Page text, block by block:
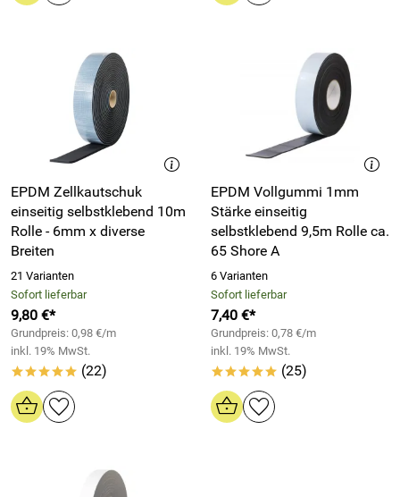
EPDM Zellkautschuk
einseitig selbstklebend 10m
Rolle - 6mm x diverse
Breiten
21 Varianten
Sofort lieferbar
9,80 €*
Grundpreis: 0,98 €/m
inkl. 19% MwSt.
***** (22)
EPDM Vollgummi 1mm
Stärke einseitig
selbstklebend 9,5m Rolle ca.
65 Shore A
6 Varianten
Sofort lieferbar
7,40 €*
Grundpreis: 0,78 €/m
inkl. 19% MwSt.
***** (25)